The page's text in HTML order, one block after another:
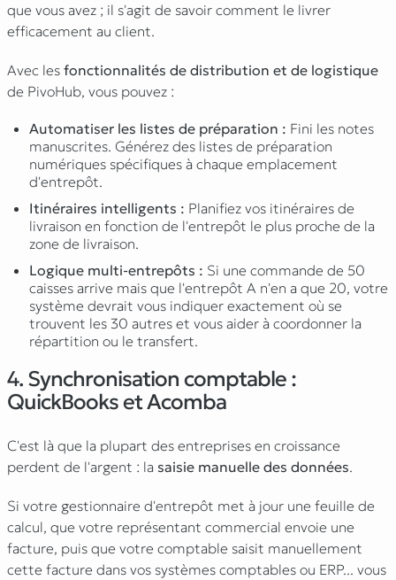
que vous avez ; il s'agit de savoir comment le livrer
efficacement au client.
Avec les fonctionnalités de distribution et de logistique
de PivoHub, vous pouvez :
Automatiser les listes de préparation : Fini les notes
manuscrites. Générez des listes de préparation
numériques spécifiques à chaque emplacement
d'entrepôt.
Itinéraires intelligents : Planifiez vos itinéraires de
livraison en fonction de l'entrepôt le plus proche de la
zone de livraison.
Logique multi-entrepôts : Si une commande de 50
caisses arrive mais que l'entrepôt A n'en a que 20, votre
système devrait vous indiquer exactement où se
trouvent les 30 autres et vous aider à coordonner la
répartition ou le transfert.
4. Synchronisation comptable :
QuickBooks et Acomba
C'est là que la plupart des entreprises en croissance
perdent de l'argent : la saisie manuelle des données.
Si votre gestionnaire d'entrepôt met à jour une feuille de
calcul, que votre représentant commercial envoie une
facture, puis que votre comptable saisit manuellement
cette facture dans vos systèmes comptables ou ERP... vous